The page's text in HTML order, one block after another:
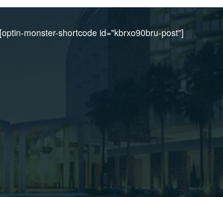
[optin-monster-shortcode id="kbrxo90bru-post"]